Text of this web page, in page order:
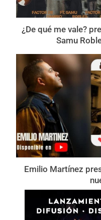
¿De qué me vale?
Samu
Emilio Martínez